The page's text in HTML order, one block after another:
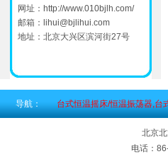
网址： http://www.010bjlh.com/
邮箱： lihui@bjlihui.com
地址：北京大兴区滨河街27号
导航： 台式恒温摇床/恒温振荡器,台
北京
电话：